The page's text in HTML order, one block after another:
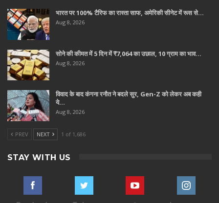
भारत पर 100% टैरिफ का रास्ता साफ, अमेरिकी सीनेट में रूस से…
Aug 8, 2026
सोने की कीमत में 5 दिन में ₹7,064 का उछाल, 10 ग्राम का भाव…
Aug 8, 2026
विवाद के बाद कंगना रनौत ने बदले सुर, Gen-Z को लेकर अब कही
ये…
Aug 8, 2026
PREV NEXT 1 of 1,686
STAY WITH US